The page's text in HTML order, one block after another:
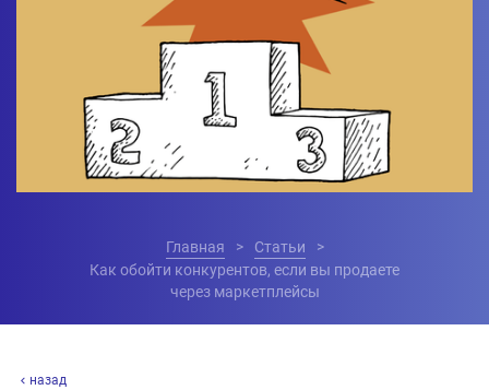
Главная
Статьи
Как обойти конкурентов, если вы продаете
через маркетплейсы
назад